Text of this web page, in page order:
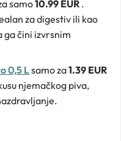
samo10.99 EUR .
za digestiv ili kao
ga čini izvrsnim
0,5 Lsamo za1.39 EUR
njemačkog piva,